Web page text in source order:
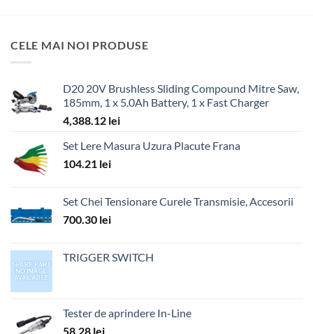
CELE MAI NOI PRODUSE
D20 20V Brushless Sliding Compound Mitre Saw,
185mm, 1 x 5.0Ah Battery, 1 x Fast Charger
4,388.12 lei
Set Lere Masura Uzura Placute Frana
104.21 lei
Set Chei Tensionare Curele Transmisie, Accesorii
700.30 lei
TRIGGER SWITCH
Tester de aprindere In-Line
58.28 lei